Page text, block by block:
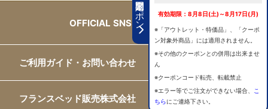
期間限定クーポン 有効期限：8月8日(土)～8月17日(月)
※「アウトレット・特価品」、「クーポ
ン対象外商品」には適用されません。
※その他のクーポンとの併用は出来ませ
ん
※クーポンコード転売、転載禁止
※エラー等でご注文ができない場合、
こ
ちらにご連絡下さい。
OFFICIAL SNS
ご利用ガイド・お問い合わせ
フランスベッド販売株式会社